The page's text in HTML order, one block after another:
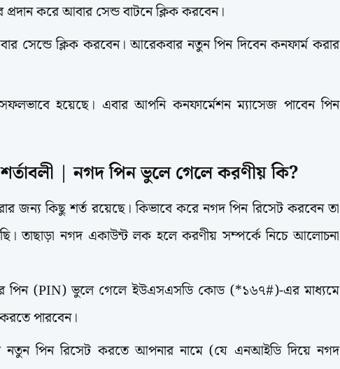
প্রদান করে আবার সেন্ড বাটনে ক্লিক করবেন।
সেন্ডে ক্লিক করবেন। আরেকবার নতুন পিন দিবেন কনফার্ম করার
হয়েছে। এবার আপনি কনফার্মেশন ম্যাসেজ পাবেন পিন
| নগদ পিন ভুলে গেলে করণীয় কি?
জন্য কিছু শর্ত রয়েছে। কিভাবে করে নগদ পিন রিসেট করবেন তা
তাছাড়া নগদ একাউন্ট লক হলে করণীয় সম্পর্কে নিচে আলোচনা
পিন (PIN) ভুলে গেলে ইউএসএসডি কোড (*১৬৭#)-এর মাধ্যমে
পারবেন।
পিন রিসেট করতে আপনার নামে (যে এনআইডি দিয়ে নগদ